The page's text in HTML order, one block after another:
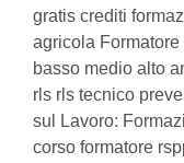
gratis crediti
agricola
basso medio alto
rls rls tecnico
sul Lavoro:
corso formatore